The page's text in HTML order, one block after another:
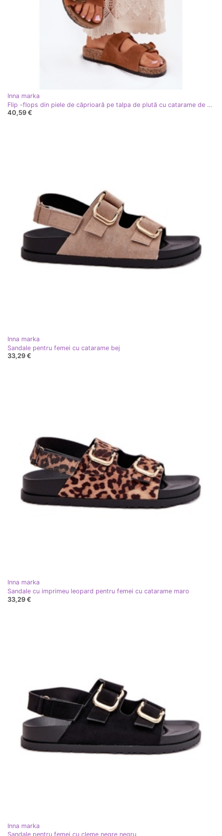
Inna marka
Flip -flops din piele de căprioară pe talpa de plută cu catarame de cămilă maro
40,59 €
Inna marka
Sandale pentru femei cu catarame bej
33,29 €
Inna marka
Sandale cu imprimeu leopard pentru femei cu catarame maro
33,29 €
Inna marka
Sandale pentru femei cu cleme negre negru